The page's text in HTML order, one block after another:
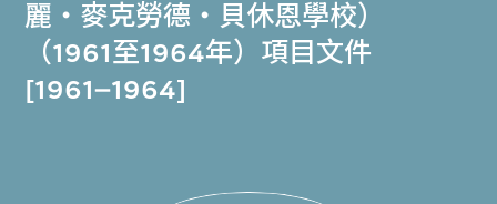
麗‧麥克勞德‧貝休恩學校）
（1961至1964年）項目文件
[1961–1964]